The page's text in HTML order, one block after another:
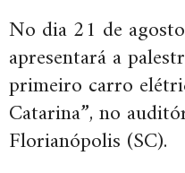
No dia 21 de
apresentará a
primeiro carro
Catarina”, no
Florianópolis (SC).